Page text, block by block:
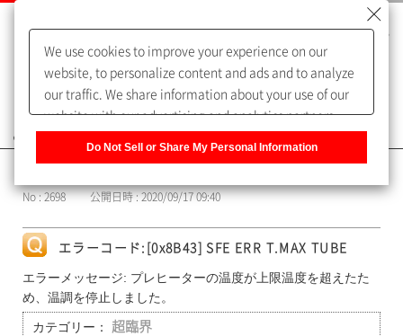
よくあるご質問（FAQ）
No : 2698 公開日時 : 2020/09/17 09:40
エラーコード:[0x8B43] SFE ERR T.MAX TUBE
エラーメッセージ: プレヒーターの温度が上限温度を超えたた
め、温調を停止しました。
カテゴリー： 超臨界
We use cookies to improve your experience on our
website, to personalize content and ads and to analyze
our traffic. We share information about your use of our
website with our advertising and analytics partners,
of our sharing information about you with our partners.
Information] to customize your cookie settings on our
Do Not Sell or Share My Personal Information